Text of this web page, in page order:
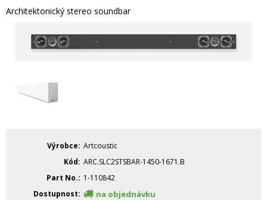
Architektonický stereo soundbar
Výrobce Artcoustic
Kód ARC.SLC2STSBAR-1450-1671.B
Part No.
1-110842
Dostupnost
na objednávku